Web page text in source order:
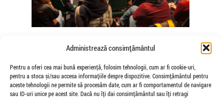
Administrează consimțământul
Pentru a oferi cea mai bună experiență, folosim tehnologii, cum ar fi cookie-uri,
pentru a stoca și/sau accesa informațiile despre dispozitive. Consimțământul pentru
aceste tehnologii ne permite să procesăm date, cum ar fi comportamentul de navigare
sau ID-uri unice pe acest site. Dacă nu îți dai consimțământul sau îți retragi
Somatice susținute de coregrafele
Mădălina Dan și Valentina De Piante
Niculae
de Veioza Arte